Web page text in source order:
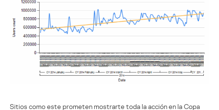
Sitios como este prometen mostrarte toda la acción en la Copa